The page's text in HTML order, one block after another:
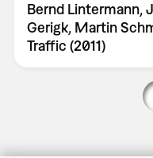
Bernd Lintermann,
Gerigk, Martin
Traffic (2011)